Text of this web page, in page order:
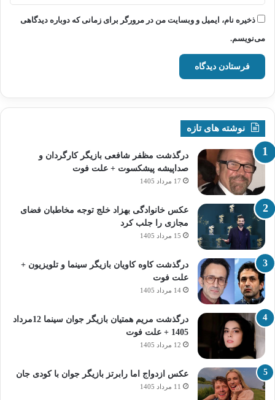
ذخیره نام، ایمیل و وبسایت من در مرورگر برای زمانی که دوباره دیدگاهی
می‌نویسم.
نوشته های تازه
درگذشت مظفر شافعی بازیگر کارگردان و
صداپیشه پیشکسوت + علت فوت
17 مرداد 1405
عکس خانوادگی بهزاد خلج توجه مخاطبان فضای
مجازی را جلب کرد
15 مرداد 1405
درگذشت کاوه کاویان بازیگر سینما و تلویزیون +
علت فوت
14 مرداد 1405
درگذشت مریم همتیان بازیگر جوان سینما 12مرداد
1405 + علت فوت
12 مرداد 1405
عکس ازدواج اما رابرتز بازیگر جوان با کودی جان
11 مرداد 1405